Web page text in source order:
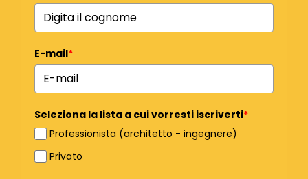
E-mail*
Seleziona la lista a cui vorresti iscriverti*
Professionista (architetto - ingegnere)
Privato